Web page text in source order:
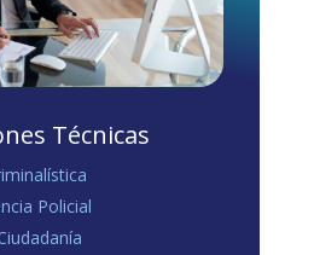
Técnicas
Policial